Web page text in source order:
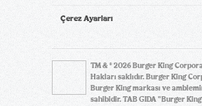
Çerez Ayarları
TM & © 2026 Burger King
Hakları saklıdır. Burger King
Burger King markası ve
sahibidir. TAB GIDA "Burger